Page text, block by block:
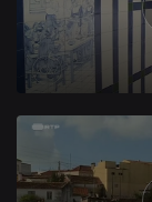
910506